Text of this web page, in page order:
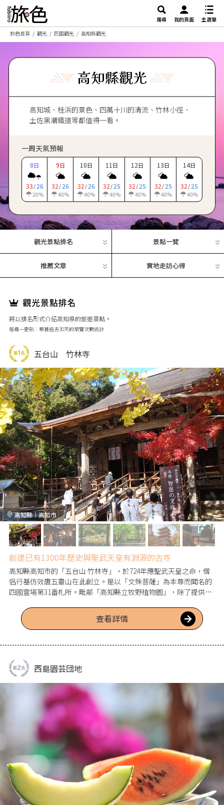
搜尋 我的頁面
主選單
旅色首頁
觀光 四国觀光 高知縣觀光
高知縣觀光
高知城、桂浜的景色、四萬十川的清流、竹林小徑、
土佐黑潮鐵道等都值得一看。
一周天氣預報
8日
33 /26
20%
9日
32 /26
40%
10日
32 /26
40%
11 日
32 /25
40%
12日
32 /25
40%
13日
32 /25
40%
14日
32 /25
40%
觀光景點排名 景點一覽
推薦文章 實地走訪心得
將以排名形式介紹高知県的旅遊景點。
每週一更新：根據過去30天的瀏覽次數統計
高知縣｜高知市
五台山 竹林寺
創建已有1300年歷史與聖武天皇有淵源的古寺
高知縣高知市的「五台山 竹林寺」，於724年應聖武天皇之命，僧
侶行基仿效唐五臺山在此創立。是以「文殊菩薩」為本尊而聞名的
四國霊場第31番札所。毗鄰「高知縣立牧野植物園」，除了提供寫
生活。
查看詳情
西島園芸団地